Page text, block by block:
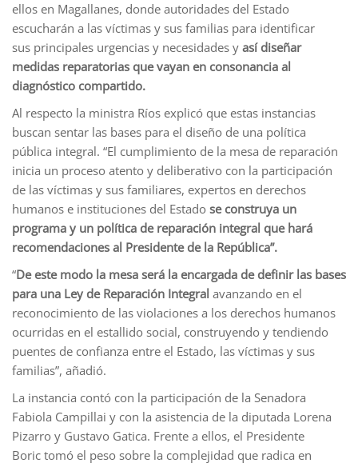
ellos en Magallanes, donde autoridades del Estado
escucharán a las víctimas y sus familias para identificar
sus principales urgencias y necesidades y así diseñar
medidas reparatorias que vayan en consonancia al
diagnóstico compartido.
Al respecto la ministra Ríos explicó que estas instancias
buscan sentar las bases para el diseño de una política
pública integral. “El cumplimiento de la mesa de reparación
inicia un proceso atento y deliberativo con la participación
de las víctimas y sus familiares, expertos en derechos
humanos e instituciones del Estado se construya un
programa y un política de reparación integral que hará
recomendaciones al Presidente de la República”.
“De este modo la mesa será la encargada de definir las bases
para una Ley de Reparación Integral avanzando en el
reconocimiento de las violaciones a los derechos humanos
ocurridas en el estallido social, construyendo y tendiendo
puentes de confianza entre el Estado, las víctimas y sus
familias”, añadió.
La instancia contó con la participación de la Senadora
Fabiola Campillai y con la asistencia de la diputada Lorena
Pizarro y Gustavo Gatica. Frente a ellos, el Presidente
Boric tomó el peso sobre la complejidad que radica en